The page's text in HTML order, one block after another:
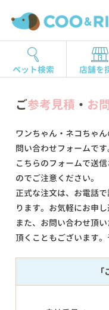
ペット検索 店舗を
ご参考見積 ・ お
ワンちゃん・ネコちゃ
問い合わせフォームです
こちらのフォームで送
のでご注意ください。
正式な注文は、お電話
ります。お気軽にお申し
また、お問い合わせ頂
頂くこともございます。